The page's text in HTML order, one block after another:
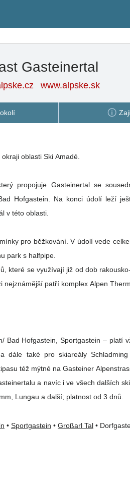
Gasteinertal
www.alpske.sk
na okraji oblasti Ski Amadé.
propojuje Gasteinertal se
Hofgastein. Na konci údolí leží
v této oblasti.
pro běžkování. V údolí vede
park s halfpipe.
které se využívají již od dob
a Felsen Therme v Bad
vždy pro daný skiareál - Skiverbund Amadé –
také pro skiareály Schladming
též mýtné na Gasteiner
a navíc i ve všech dalších
Lungau a další; platnost od 3 dnů.
• Sportgastein • Großarl Tal •